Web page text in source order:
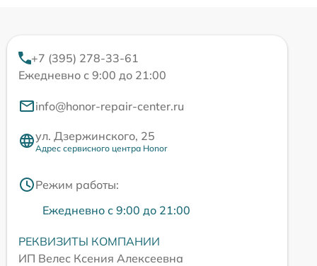
+7 (395) 278-33-61
Ежедневно с 9:00 до 21:00
info@honor-repair-center.ru
ул. Дзержинского, 25
Адрес сервисного центра Honor
Режим работы:
Ежедневно с 9:00 до 21:00
РЕКВИЗИТЫ КОМПАНИИ
ИП Велес Ксения Алексеевна